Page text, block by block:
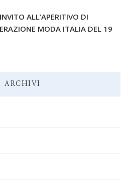
ALL’APERITIVO DI
MODA ITALIA DEL 19
ARCHIVI